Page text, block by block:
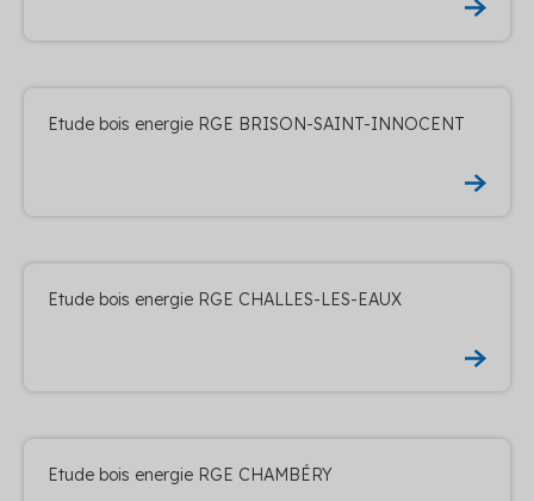
Etude bois energie RGE BRISON-SAINT-INNOCENT
Etude bois energie RGE CHALLES-LES-EAUX
Etude bois energie RGE CHAMBÉRY